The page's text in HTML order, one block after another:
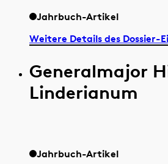
Jahrbuch-Artikel
Weitere Details des Dossier-
Generalmajor
Linderianum
Jahrbuch-Artikel